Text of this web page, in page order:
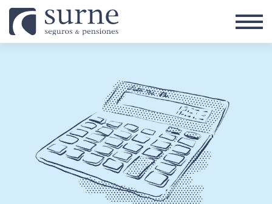
Pasar al contenido principal